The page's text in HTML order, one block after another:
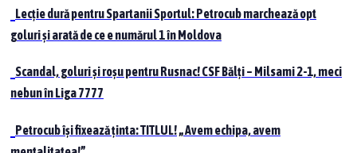
Lecție dură pentru Spartanii Sportul: Petrocub marchează opt
goluri și arată de ce e numărul 1 în Moldova
Scandal, goluri și roșu pentru Rusnac! CSF Bălți – Milsami 2-1, meci
nebun în Liga 7777
Petrocub își fixează ținta: TITLUL! „Avem echipa, avem